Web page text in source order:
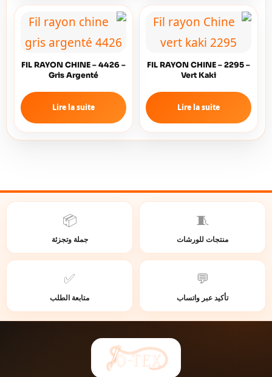
FIL RAYON CHINE – 2295 –
Vert Kaki
Lire la suite
FIL RAYON CHINE – 4426 –
Gris Argenté
Lire la suite
🧵
منتجات للورشات
📦
جملة وتجزئة
💬
تأكيد عبر واتساب
✅
متابعة الطلب